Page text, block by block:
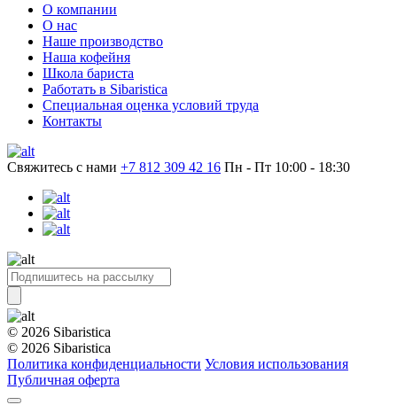
О компании
О нас
Наше производство
Наша кофейня
Школа бариста
Работать в Sibaristica
Специальная оценка условий труда
Контакты
Свяжитесь с нами +7 812 309 42 16 Пн - Пт 10:00 - 18:30
© 2026 Sibaristica
© 2026 Sibaristica
Политика конфиденциальности Условия использования
Публичная оферта